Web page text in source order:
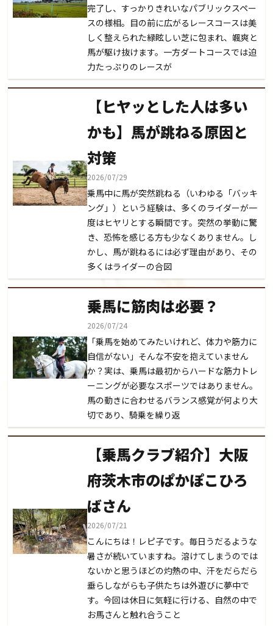
完了し、すっかりきれいなパブリックスペー
スの様相。目の前に広がるレースコースは美
しく整えられた緑眩しい芝に包まれ、颯爽と
馬が駆け抜けます。一方ダートコースでは迫
力たっぷりのレースが
【ヒヤッとした人は多い
かも】馬が跳ねる原因と
対策
2026/07/29
乗馬中に馬が突然跳ねる（いわゆる「バッキ
ング」）という経験は、多くのライダーが一
度はヒヤリとする瞬間です。突然の挙動に驚
き、恐怖を感じる方も少なくありません。し
かし、馬が跳ねるには必ず理由があり、その
多くはライダーの合図
乗馬に筋肉は必要？
2026/07/24
「乗馬を始めてみたいけれど、体力や筋力に
自信がない」そんな不安を抱えていません
か？実は、乗馬は最初からハードな筋力トレ
ーニングが必要なスポーツではありません。
馬の動きに合わせるバランス感覚が何より大
切であり、騎乗を繰り返
【乗馬クラブ紹介】大阪
府茨木市のぱかぽこひろ
ばさん
2026/07/21
こんにちは！レピ子です。毎日うだるような
暑さが続いていますね。溶けてしまうのでは
ないかと思うほどの灼熱の中、汗をだらだら
垂らしながらも子供たちは外遊びに夢中で
す。今回は休日に気軽に行ける、自然の中で
お馬さんと触れ合うこと